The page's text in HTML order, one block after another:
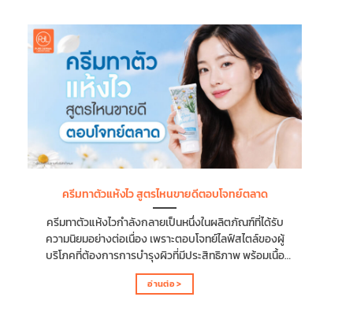
ครีมทาตัวที่ให้ความชุ่มชื้นเพียงอย่างเดียว แต่ยังให้ความ
สำคัญกับประสบการณ์การใช้งาน โดยเฉพาะเรื่องกลิ่นมาก
ขึ้น ทำให้ครีมทาตัวกลิ่นไม่ฉุนกลายเป็นตัวเลือกที่ได้รับความ
นิยมมากยิ่งขึ้นด้วยเหตุผล ดังนี้ ผู้บริโภคหันมานิยมกลิ่นอ่อน
ที่ใช้ได้ทุกวันมากขึ้น ปัจจุบันผู้บริโภคให้ความสำคัญกับความ
รู้สึกสบายระหว่างการใช้งานมากขึ้น ทำให้ครีมทาตัวกลิ่นไม่
ฉุนได้รับความนิยมมากยิ่งขึ้น เพราะมีกลิ่นหอมแบบละมุน ไม่
หนักจนเกินไป เหมาะสำหรับใช้ในชีวิตประจำวัน โดยยังคงให้
ความรู้สึกสะอาดและผ่อนคลาย ตอบโจทย์คนที่ไวต่อกลิ่นและ
ไม่สบาย เช่น เวียนหัว...
ครีมทาตัวแห้งไว สูตรไหนขายดีตอบโจทย์ตลาด
ครีมทาตัวแห้งไวกำลังกลายเป็นหนึ่งในผลิตภัณฑ์ที่ได้รับ
ความนิยมอย่างต่อเนื่อง เพราะตอบโจทย์ไลฟ์สไตล์ของผู้
บริโภคที่ต้องการการบำรุงผิวที่มีประสิทธิภาพ พร้อมเนื้อ
สัมผัสบางเบา ซึมเร็ว และไม่ทิ้งความเหนียวเหนอะหนะหลังใช้
งาน สำหรับเจ้าของแบรนด์ที่กำลังมองหาโอกาสสร้าง
อ่านต่อ >